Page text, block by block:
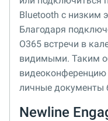
Bluetooth с низким
Благодаря
O365 встречи в
видимыми. Таким
личные документы
Newline